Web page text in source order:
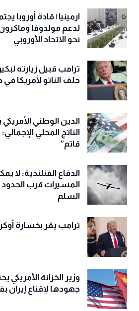
ارمينيا | قادة أوروبا
لدعم مولدوفا وماكرون
نحو الاتحاد الأوروبي
ترامب قبيل زيارته
حلف الناتو لأمريكا
الناتج المحلي
قاتم”
الدفاع الفنلندية: لا
المسيرات قرب
السلم
ترامب يقر بخسارة
وزير الخزانة
جهودها لإقناع إيران